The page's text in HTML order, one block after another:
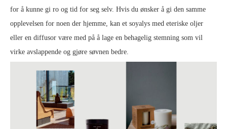
for å kunne gi ro og tid for seg selv. Hvis du ønsker å gi den samme
opplevelsen for noen der hjemme, kan et soyalys med eteriske oljer
eller en diffusor være med på å lage en behagelig stemning som vil
virke avslappende og gjøre søvnen bedre.